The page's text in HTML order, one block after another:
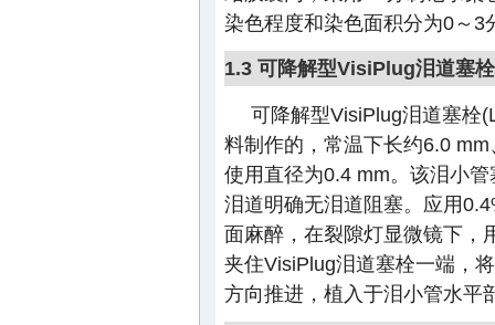
染色程度和染色面积分为0～3
1.3 可降解型VisiPlug泪道塞
可降解型VisiPlug泪道塞栓
料制作的，常温下长约6.0
使用直径为0.4 mm。该泪小
泪道明确无泪道阻塞。应用
面麻醉，在裂隙灯显微镜下，
夹住VisiPlug泪道塞栓一端，
方向推进，植入于泪小管水平